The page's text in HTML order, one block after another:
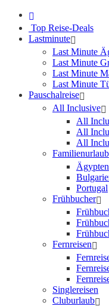
Top Reise-Deals
Lastminute
Last Minute
Last Minute
Last Minute
Last Minute
Pauschalreise
All Inclusive
All
All
All
Familienurlaub
Ägypten
Portugal
Frühbucher
Fernreisen
Singlereisen
Cluburlaub